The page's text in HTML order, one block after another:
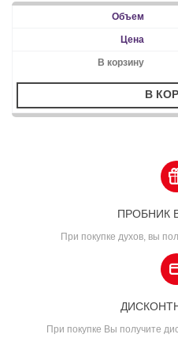
В
ПРОБНИК
При покупке духов, вы
При покупке Вы получите